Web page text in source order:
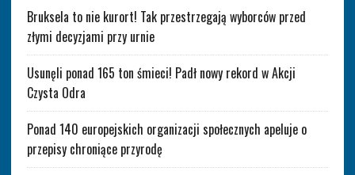
Bruksela to nie kurort! Tak przestrzegają wyborców przed
złymi decyzjami przy urnie
Usunęli ponad 165 ton śmieci! Padł nowy rekord w Akcji
Czysta Odra
Ponad 140 europejskich organizacji społecznych apeluje o
przepisy chroniące przyrodę